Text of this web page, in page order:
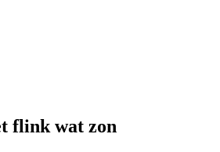
flink wat zon